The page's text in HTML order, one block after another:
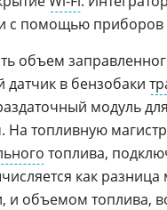
с помощью приборов
объем
в бензобаки
модуль
топливную
топлива,
как
и объемом топлива,